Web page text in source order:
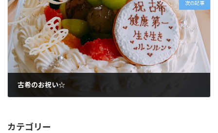
次の記事
古希のお祝い☆
カテゴリー